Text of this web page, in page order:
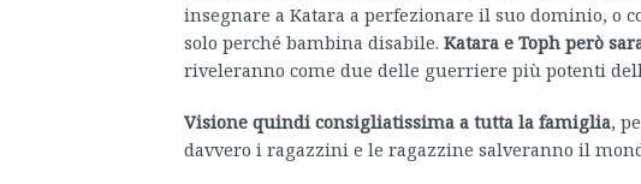
insegnare a Katara a perfezionare il suo dominio, o
solo perché bambina disabile. Katara e Toph però
riveleranno come due delle guerriere più potenti
Visione quindi consigliatissima a tutta la famiglia,
davvero i ragazzini e le ragazzine salveranno il